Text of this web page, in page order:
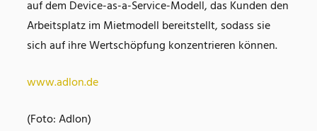
auf dem Device-as-a-Service-Modell, das Kunden den
Arbeitsplatz im Mietmodell bereitstellt, sodass sie
sich auf ihre Wertschöpfung konzentrieren können.
www.adlon.de
(Foto: Adlon)